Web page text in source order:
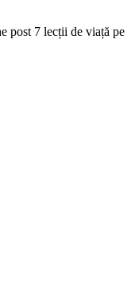
post 7 lecții de viață pe